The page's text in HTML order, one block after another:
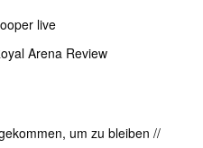
live
Arena Review
um zu bleiben //